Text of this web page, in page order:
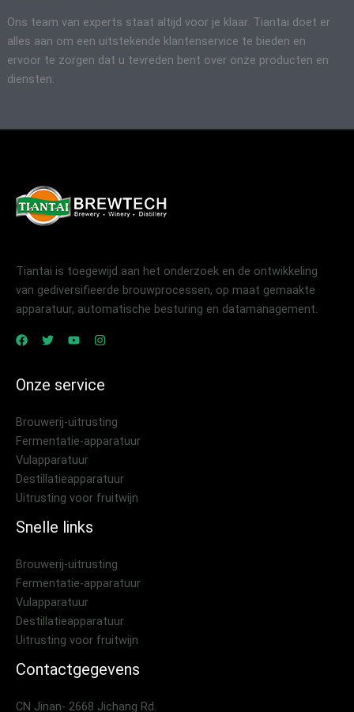
Ons team van experts staat altijd voor je klaar. Tiantai doet er
alles aan om een uitstekende klantenservice te bieden en
ervoor te zorgen dat u tevreden bent over onze producten en
diensten.
Tiantai is toegewijd aan het onderzoek en de ontwikkeling
van gediversifieerde brouwprocessen, op maat gemaakte
apparatuur, automatische besturing en datamanagement.
Onze service
Brouwerij-uitrusting
Fermentatie-apparatuur
Vulapparatuur
Destillatieapparatuur
Uitrusting voor fruitwijn
Snelle links
Brouwerij-uitrusting
Fermentatie-apparatuur
Vulapparatuur
Destillatieapparatuur
Uitrusting voor fruitwijn
Contactgegevens
CN Jinan- 2668 Jichang Rd.